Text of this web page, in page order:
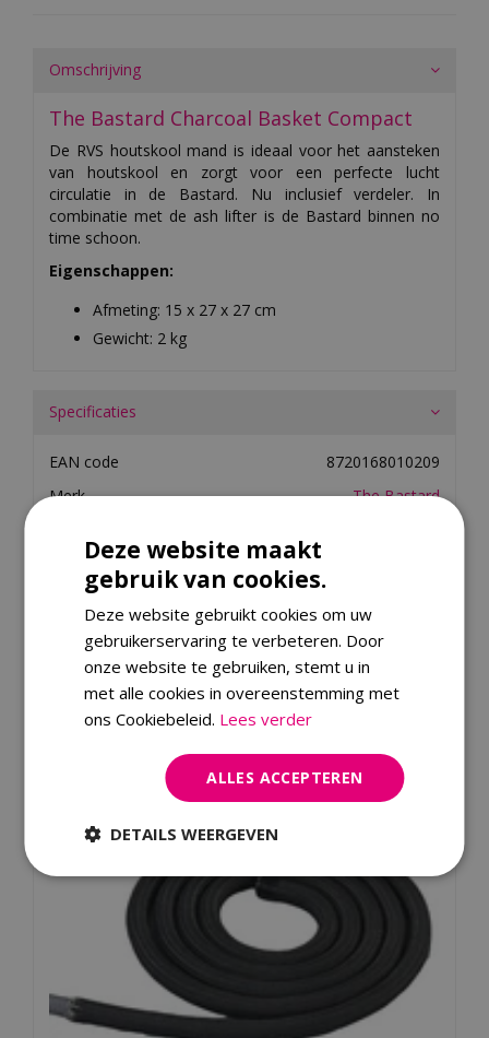
Omschrijving
The Bastard Charcoal Basket Compact
De RVS houtskool mand is ideaal voor het aansteken
van houtskool en zorgt voor een perfecte lucht
circulatie in de Bastard. Nu inclusief verdeler. In
combinatie met de ash lifter is de Bastard binnen no
time schoon.
Eigenschappen:
Afmeting: 15 x 27 x 27 cm
Gewicht: 2 kg
Specificaties
EAN code
8720168010209
Merk
The Bastard
Energy Rating Code
Dit product kopen
Kijk ook eens naar:
Deze website maakt
gebruik van cookies.
Deze website gebruikt cookies om uw
gebruikerservaring te verbeteren. Door
onze website te gebruiken, stemt u in
met alle cookies in overeenstemming met
ons Cookiebeleid. Lees verder
ALLES ACCEPTEREN
DETAILS WEERGEVEN